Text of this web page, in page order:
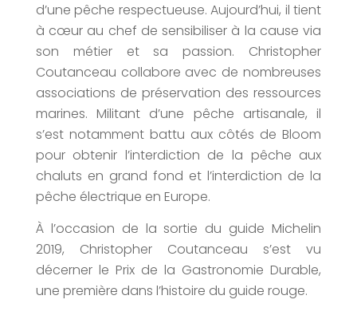
d’une pêche respectueuse.Aujourd’hui, il tient
à cœur au chef de sensibiliser à la cause via
son métier et sa passion. Christopher
Coutanceau collabore avec de nombreuses
associations de préservation des ressources
marines. Militant d’une pêche artisanale, il
s’est notamment battu aux côtés de Bloom
pour obtenir l’interdiction de la pêche aux
chaluts en grand fond et l’interdiction de la
pêche électrique en Europe.
À l’occasion de la sortie du guide Michelin
2019, Christopher Coutanceau s’est vu
décerner le Prix de la Gastronomie Durable,
une première dans l’histoire du guide rouge.